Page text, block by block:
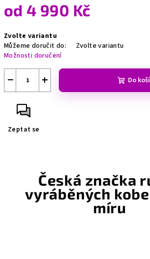
od4 990 Kč
cena:
Zvolte variantu
Můžeme doručit do:
Zvolte variantu
Možnosti doručení
+
− Do
Zeptat se
Česká značka
vyráběných
míru